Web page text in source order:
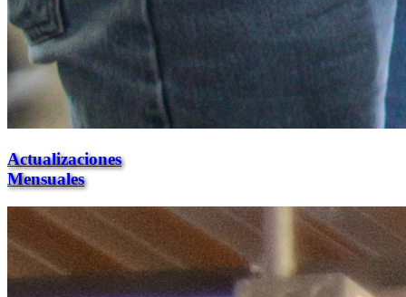
Actualizaciones
Mensuales